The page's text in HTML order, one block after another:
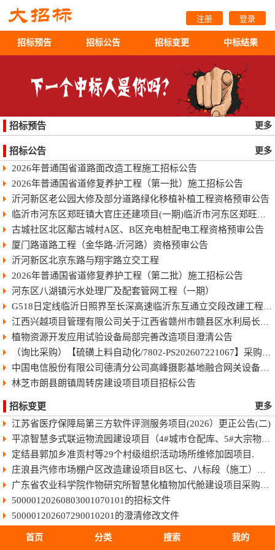
注册 登录
招标预告 招标公告 招标变更 中标结果
招标预告 更多
招标公告 更多
2026年普通国省道路面改造工程施工招标公告
2026年普通国省道修复养护工程（第一批）施工招标公告
沂河新区老公园大修及部分道路绿化移植补植工程资格预审公告
临沂市河东区郑旺镇大官庄还建项目(一期)临沂市河东区郑旺镇大官庄还建项目（一期）
古城社区北区鄅古城村A区、B区充电桩配电工程资格预审公告
厦门路道路工程（金华路-沂河路）资格预审公告
沂河新区北京东路与翔宇路立交工程
2026年普通国省道修复养护工程（第二批）施工招标公告
河东区八湖镇污水处理厂及配套管网工程（一期）
G518日定线临沂日照界至长深高速临沂东互通立交段改建工程快速化智慧公路施工招标公告
江西兴越项目管理有限公司关于江西省赣州市赣县区水利局长臂型中型蓝藻打捞干化一体船采购（项目编号：JXXY2026-GX-J002）的电子化竞争性谈判公告
植物资源开发应用试验设备局部完善改造项目澄清公告
（询比采购）【硫磺上料自动化/7802-PS202607221067】采购变更公告（第8号）
中国电信股份有限公司德清分公司高峰摄影基地融合网关设备采购项目-终止公告
林芝市朗县朗镇周转房建设项目项目招标公告
招标变更 更多
江苏省医疗保障局第三方软件评测服务项目(2026）更正公告(二)
平凉智慧多式联运物流园建设项目（4#城市仓配库、5#大宗物资库、场地强夯及地基处理）监理招标文件
定结县郭加乡准贡村等29个村级组织活动场所维修加固项目.
庄浪县汽修市场棚户区改造建设项目B区七、八标段（施工）招标文件
广东省农业科学院作物研究所智慧化植物加代舱建设项目采购更正公告（第一次）
50000120260803001070101的招标文件
500001202607290010201的澄清修改文件
50011420260806025010101的招标文件
首页 分类 搜索 我的